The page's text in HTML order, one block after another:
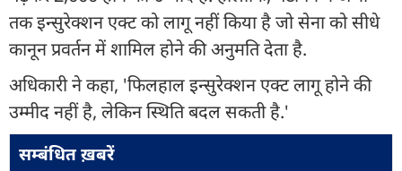
तक इन्सुरेक्शन एक्ट को लागू नहीं किया है जो सेना को सीधे
कानून प्रवर्तन में शामिल होने की अनुमति देता है.
अधिकारी ने कहा, 'फिलहाल इन्सुरेक्शन एक्ट लागू होने की
उम्मीद नहीं है, लेकिन स्थिति बदल सकती है.'
सम्बंधित ख़बरें